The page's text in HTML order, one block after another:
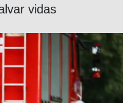
vidas